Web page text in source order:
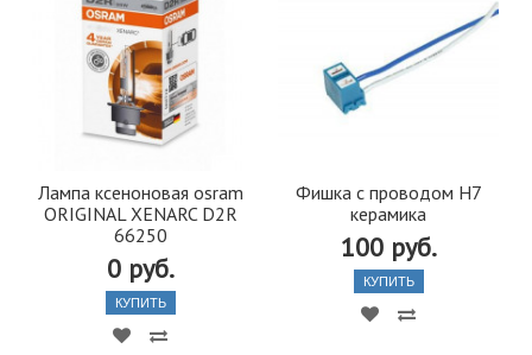
Лампа ксеноновая osram
ORIGINAL XENARC D2R
66250
0 руб.
КУПИТЬ
Фишка с проводом Н7
керамика
100 руб.
КУПИТЬ